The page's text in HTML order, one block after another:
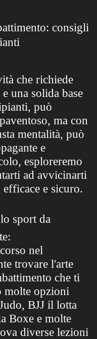
consigli
che richiede
una solida base
può
ma con
mentalità, può
e
esploreremo
ad avvicinarti
e sicuro.
sport da
nel
trovare l'arte
che ti
molte opzioni
BJJ il lotta
Boxe e molte
diverse lezioni